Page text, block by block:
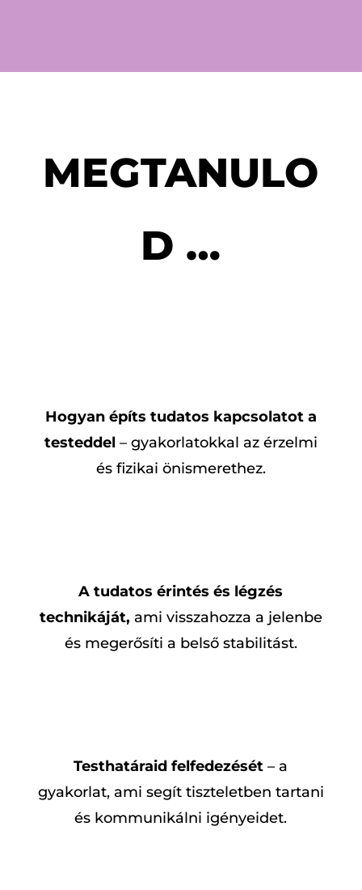
MEGTANULO
D …
Hogyan építs tudatos kapcsolatot a
testeddel – gyakorlatokkal az érzelmi
és fizikai önismerethez.
A tudatos érintés és légzés
technikáját, ami visszahozza a jelenbe
és megerősíti a belső stabilitást.
Testhatáraid felfedezését – a
gyakorlat, ami segít tiszteletben tartani
és kommunikálni igényeidet.